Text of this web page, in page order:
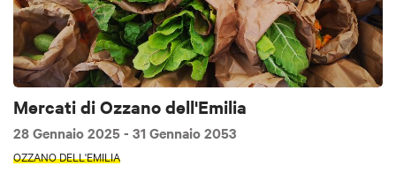
Mercati di Ozzano dell'Emilia
28 Gennaio 2025- 31 Gennaio 2053
OZZANO DELL'EMILIA